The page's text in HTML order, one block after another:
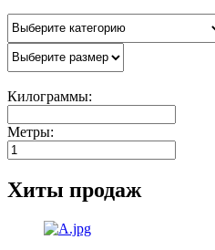
Килограммы:
Метры:
Хиты продаж